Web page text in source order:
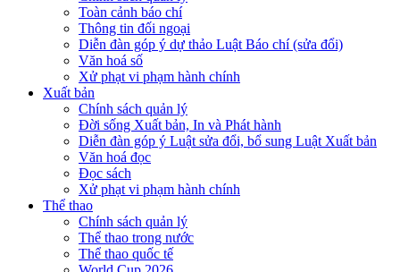
Toàn cảnh báo chí
Thông tin đối ngoại
Diễn đàn góp ý dự thảo Luật Báo chí (sửa đổi)
Văn hoá số
Xử phạt vi phạm hành chính
Xuất bản
Chính sách quản lý
Đời sống Xuất bản, In và Phát hành
Diễn đàn góp ý Luật sửa đổi, bổ sung Luật Xuất bản
Văn hoá đọc
Đọc sách
Xử phạt vi phạm hành chính
Thể thao
Chính sách quản lý
Thể thao trong nước
Thể thao quốc tế